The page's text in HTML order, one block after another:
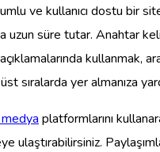
ve kullanıcı dostu bir
uzun süre tutar. Anahtar
kullanmak,
sıralarda yer almanıza
platformlarını
ulaştırabilirsiniz.